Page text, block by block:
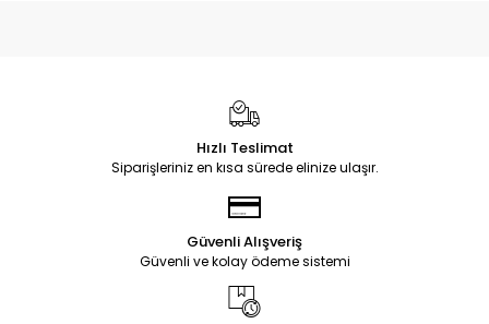
Hızlı Teslimat
Siparişleriniz en kısa sürede elinize ulaşır.
Güvenli Alışveriş
Güvenli ve kolay ödeme sistemi